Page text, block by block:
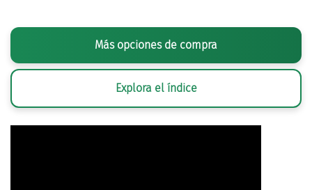
Más opciones de compra
Explora el índice